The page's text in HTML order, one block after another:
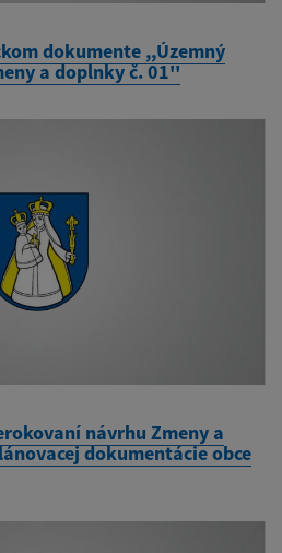
dokumente ,,Územný
a doplnky č. 01''
návrhu Zmeny a
dokumentácie obce